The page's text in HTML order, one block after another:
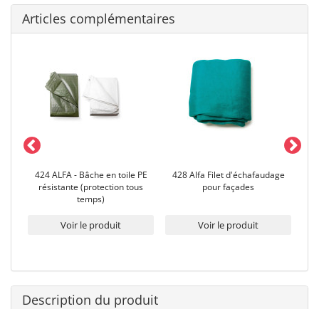
Articles complémentaires
424 ALFA - Bâche en toile PE
résistante (protection tous
temps)
Voir le produit
428 Alfa Filet d'échafaudage
pour façades
Voir le produit
Description du produit